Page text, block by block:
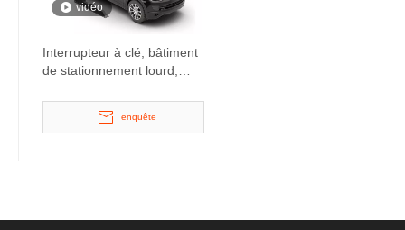
vidéo
Interrupteur à clé, bâtiment
de stationnement lourd,
stationnement de voiture à
2 montants
enquête